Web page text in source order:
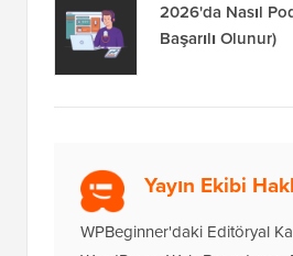
2026'da Nasıl
Başarılı Olunur)
Yayın Ekibi
WPBeginner'daki Editöryal